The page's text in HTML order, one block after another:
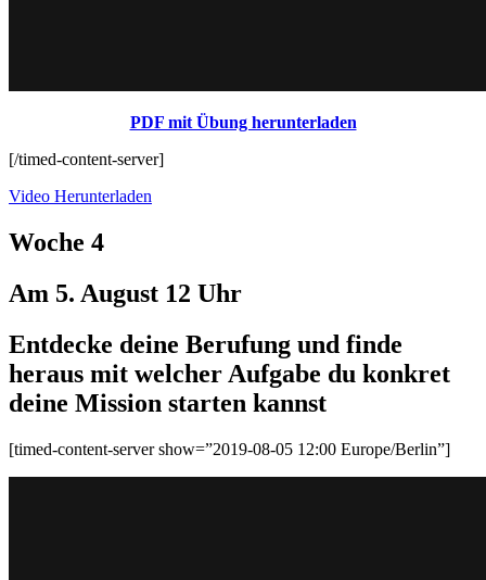
PDF mit Übung herunterladen
[/timed-content-server]
Video Herunterladen
Woche 4
Am 5. August 12 Uhr
Entdecke deine Berufung und finde
heraus mit welcher Aufgabe du konkret
deine Mission starten kannst
[timed-content-server show=”2019-08-05 12:00 Europe/Berlin”]